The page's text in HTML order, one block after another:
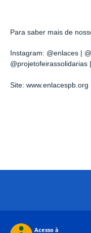
Para saber mais de
Instagram: @enlaces |
@projetofeirassolidarias
Site: